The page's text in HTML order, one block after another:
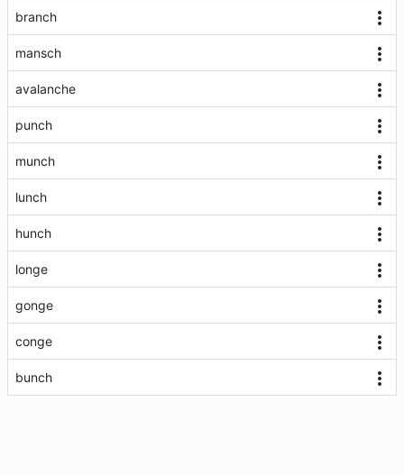
branch
mansch
avalanche
punch
munch
lunch
hunch
longe
gonge
conge
bunch